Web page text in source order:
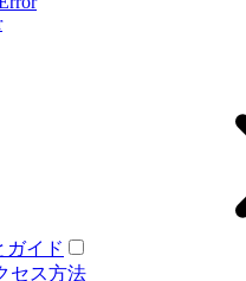
ガイド
セス方法